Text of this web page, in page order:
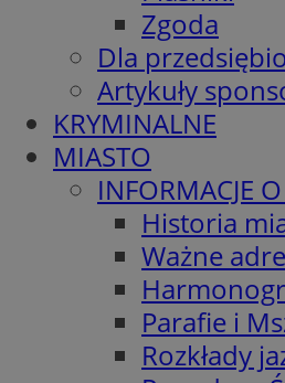
Zgoda
Dla
Artykuły
KRYMINALNE
MIASTO
INFORMACJE
Historia
Ważne
Parafie i
Rozkłady